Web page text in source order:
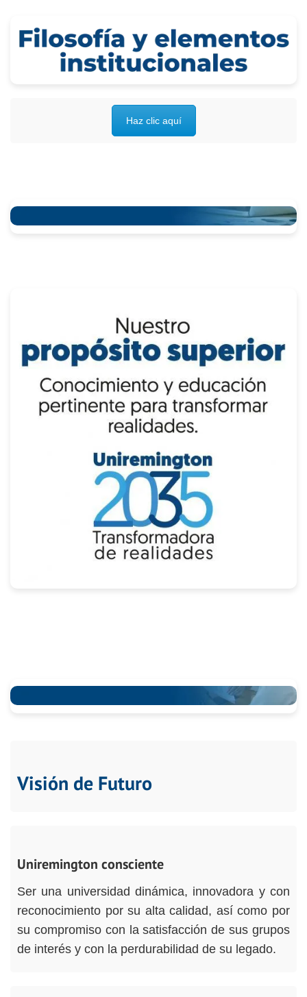
Haz clic aquí
Visión de Futuro
Uniremington consciente
Ser una universidad dinámica, innovadora y con
reconocimiento por su alta calidad, así como por
su compromiso con la satisfacción de sus grupos
de interés y con la perdurabilidad de su legado.